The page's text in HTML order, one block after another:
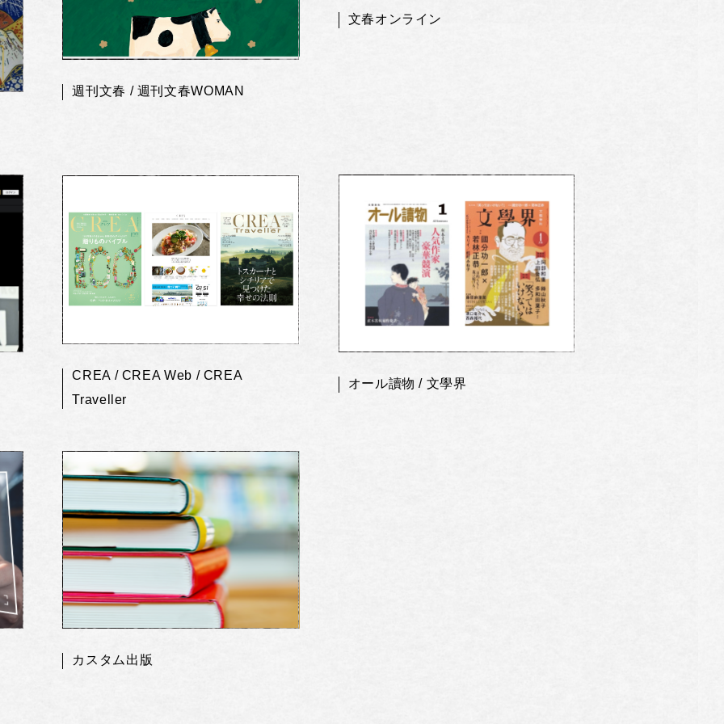
週刊文春 / 週刊文春WOMAN
文春オンライン
CREA / CREA Web / CREA
Traveller
オール讀物 / 文學界
カスタム出版